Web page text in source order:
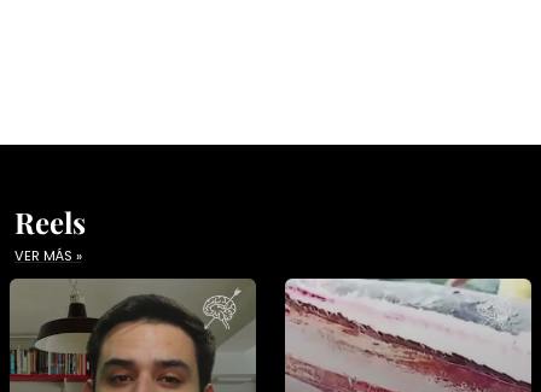
Reels
VER MÁS »